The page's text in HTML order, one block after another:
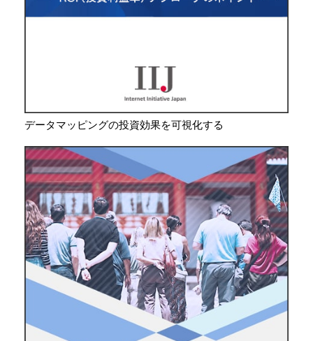
データマッピングの投資効果を可視化する